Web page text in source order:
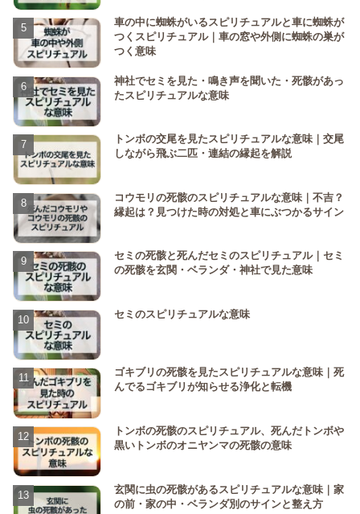
車の中に蜘蛛がいるスピリチュアルと車に蜘蛛が
つくスピリチュアル｜車の窓や外側に蜘蛛の巣が
つく意味
神社でセミを見た・鳴き声を聞いた・死骸があっ
たスピリチュアルな意味
トンボの交尾を見たスピリチュアルな意味｜交尾
しながら飛ぶ二匹・連結の縁起を解説
コウモリの死骸のスピリチュアルな意味｜不吉？
縁起は？見つけた時の対処と車にぶつかるサイン
セミの死骸と死んだセミのスピリチュアル｜セミ
の死骸を玄関・ベランダ・神社で見た意味
セミのスピリチュアルな意味
ゴキブリの死骸を見たスピリチュアルな意味｜死
んでるゴキブリが知らせる浄化と転機
トンボの死骸のスピリチュアル、死んだトンボや
黒いトンボのオニヤンマの死骸の意味
玄関に虫の死骸があるスピリチュアルな意味｜家
の前・家の中・ベランダ別のサインと整え方